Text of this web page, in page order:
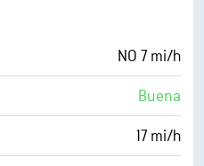
15 %
10 mi
30000 ft
NO 7 mi/h
Buena
17 mi/h